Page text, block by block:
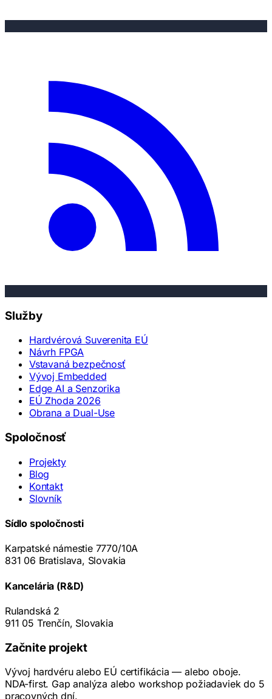
Služby
Hardvérová Suverenita EÚ
Návrh FPGA
Vstavaná bezpečnosť
Vývoj Embedded
Edge AI a Senzorika
EÚ Zhoda 2026
Obrana a Dual-Use
Spoločnosť
Projekty
Blog
Kontakt
Slovník
Sídlo spoločnosti
Karpatské námestie 7770/10A
831 06 Bratislava, Slovakia
Kancelária (R&D)
Rulandská 2
911 05 Trenčín, Slovakia
Začnite projekt
Vývoj hardvéru alebo EÚ certifikácia — alebo oboje.
NDA-first. Gap analýza alebo workshop požiadaviek do 5
pracovných dní.